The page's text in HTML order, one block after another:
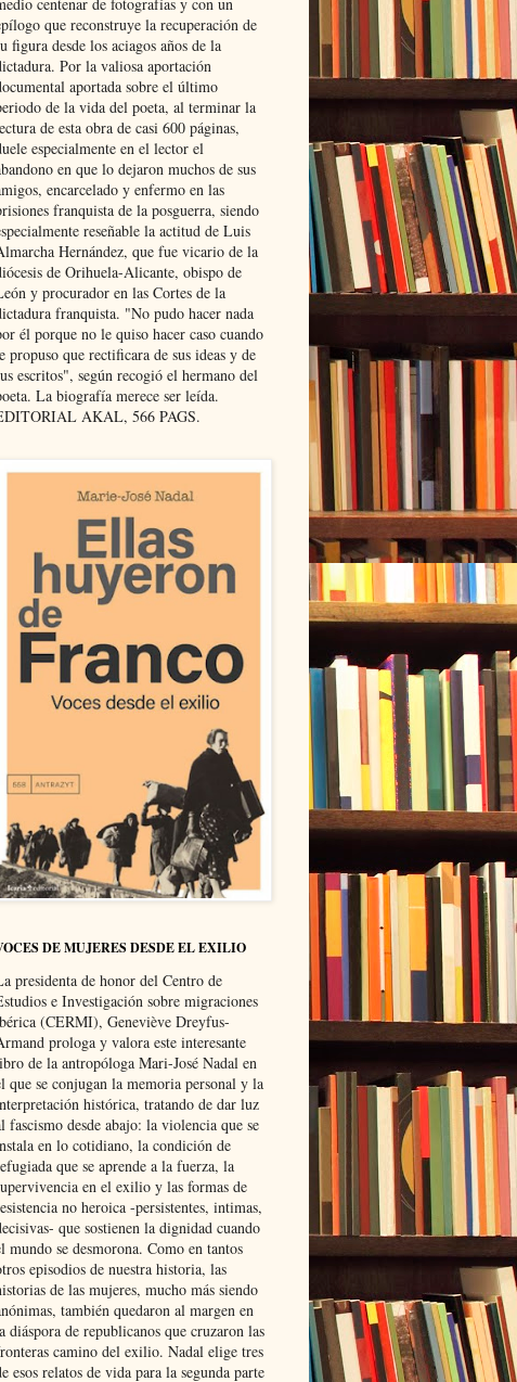
que reconstruye la recuperación de
figura desde los aciagos años de la
Por la valiosa aportación
aportada sobre el último
de la vida del poeta, al terminar la
de esta obra de casi 600 páginas,
especialmente en el lector el
en que lo dejaron muchos de sus
encarcelado y enfermo en las
franquista de la posguerra, siendo
reseñable la actitud de Luis
Hernández, que fue vicario de la
de Orihuela-Alicante, obispo de
y procurador en las Cortes de la
franquista. "No pudo hacer nada
él porque no le quiso hacer caso cuando
propuso que rectificara de sus ideas y de
escritos", según recogió el hermano del
La biografía merece ser leída.
AKAL, 566 PAGS.
DE MUJERES DESDE EL EXILIO
presidenta de honor del Centro de
e Investigación sobre migraciones
(CERMI), Geneviève Dreyfus-
prologa y valora este interesante
de la antropóloga Mari-José Nadal en
que se conjugan la memoria personal y la
histórica, tratando de dar luz
fascismo desde abajo: la violencia que se
en lo cotidiano, la condición de
que se aprende a la fuerza, la
en el exilio y las formas de
no heroica -persistentes, intimas,
que sostienen la dignidad cuando
mundo se desmorona. Como en tantos
episodios de nuestra historia, las
de las mujeres, mucho más siendo
también quedaron al margen en
diáspora de republicanos que cruzaron las
camino del exilio. Nadal elige tres
esos relatos de vida para la segunda parte